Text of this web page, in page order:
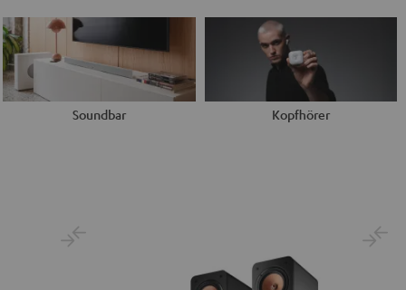
Soundbar Kopfhörer